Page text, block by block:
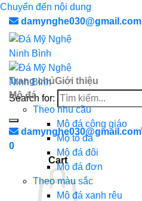
Chuyển đến nội dung
damynghe030@gmail.com
Search for:
damynghe030@gmail.com
0
Cart
Trang chủGiới thiệu
Mộ đá
Theo nhu cầu
Mộ đá công giáo
Mộ tổ đá
Mộ đá đôi
Mộ đá đơn
Theo màu sắc
Mộ đá xanh rêu